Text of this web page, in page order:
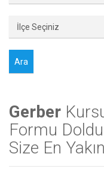
Gerber
Formu
Size En